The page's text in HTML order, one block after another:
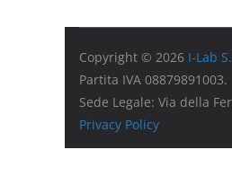
Copyright © 2026 I-Lab
Partita IVA 08879891003.
Sede Legale: Via della
Privacy Policy